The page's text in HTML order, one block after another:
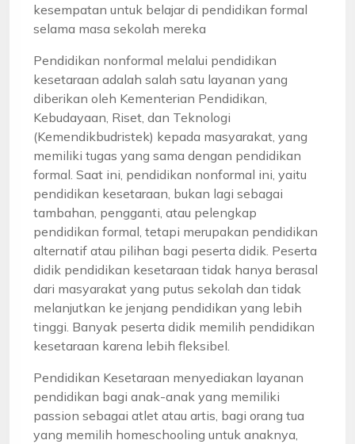
kesempatan untuk belajar di pendidikan formal
selama masa sekolah mereka
Pendidikan nonformal melalui pendidikan
kesetaraan adalah salah satu layanan yang
diberikan oleh Kementerian Pendidikan,
Kebudayaan, Riset, dan Teknologi
(Kemendikbudristek) kepada masyarakat, yang
memiliki tugas yang sama dengan pendidikan
formal. Saat ini, pendidikan nonformal ini, yaitu
pendidikan kesetaraan, bukan lagi sebagai
tambahan, pengganti, atau pelengkap
pendidikan formal, tetapi merupakan pendidikan
alternatif atau pilihan bagi peserta didik. Peserta
didik pendidikan kesetaraan tidak hanya berasal
dari masyarakat yang putus sekolah dan tidak
melanjutkan ke jenjang pendidikan yang lebih
tinggi. Banyak peserta didik memilih pendidikan
kesetaraan karena lebih fleksibel.
Pendidikan Kesetaraan menyediakan layanan
pendidikan bagi anak-anak yang memiliki
passion sebagai atlet atau artis, bagi orang tua
yang memilih homeschooling untuk anaknya,